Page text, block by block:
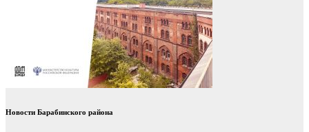
Новости Барабинского района